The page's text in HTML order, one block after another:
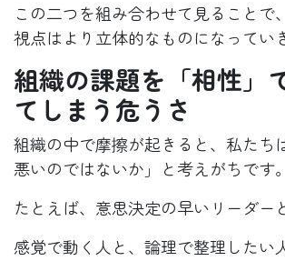
この二つを組み合わせて見ることで
視点はより立体的なものになってい
組織の課題を「相性」
てしまう危うさ
組織の中で摩擦が起きると、私たち
悪いのではないか」と考えがちです。
たとえば、意思決定の早いリーダー
感覚で動く人と、論理で整理したい